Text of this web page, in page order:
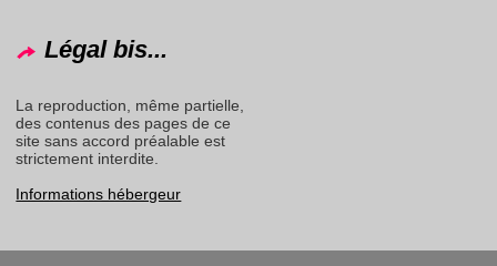
Légal bis...
La reproduction, même partielle,
des contenus des pages de ce
site sans accord préalable est
strictement interdite.
Informations hébergeur